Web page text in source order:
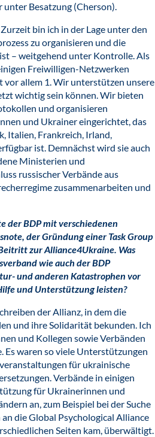
unter Besatzung (Cherson).
bin ich in der Lage unter den
zu organisieren und die
– weitgehend unter Kontrolle. Als
Freiwilligen-Netzwerken
vor allem 1. Wir unterstützen unsere
wichtig sein können. Wir bieten
und organisieren
und Ukrainer eingerichtet, das
Italien, Frankreich, Irland,
ist. Demnächst wird sie auch
Ministerien und
russischer Verbände aus
zusammenarbeiten und
der BDP mit verschiedenen
der Gründung einer Task Group
zur Alliance4Ukraine. Was
wie auch der BDP
und anderen Katastrophen vor
und Unterstützung leisten?
der Allianz, in dem die
und ihre Solidarität bekunden. Ich
und Kollegen sowie Verbänden
Es waren so viele Unterstützungen
für ukrainische
Verbände in einigen
für Ukrainerinnen und
an, zum Beispiel bei der Suche
die Global Psychological Alliance
Seiten kam, überwältigt.